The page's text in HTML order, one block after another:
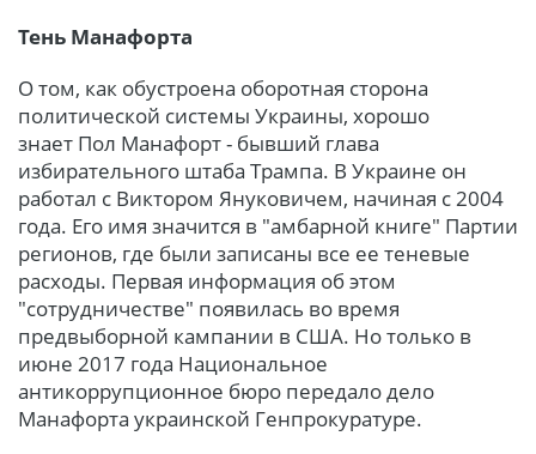
Тень Манафорта
О том, как обустроена оборотная сторона
политической системы Украины, хорошо
знает Пол Манафорт - бывший глава
избирательного штаба Трампа. В Украине он
работал с Виктором Януковичем, начиная с 2004
года. Его имя значится в "амбарной книге" Партии
регионов, где были записаны все ее теневые
расходы. Первая информация об этом
"сотрудничестве" появилась во время
предвыборной кампании в США. Но только в
июне 2017 года Национальное
антикоррупционное бюро передало дело
Манафорта украинской Генпрокуратуре.